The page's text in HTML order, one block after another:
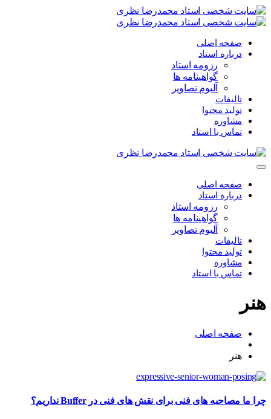
صفحه اصلی
درباره استاد
رزومه استاد
گواهینامه ها
آلبوم تصاویر
تالیفات
تولید محتوا
مشاوره
تماس با استاد
صفحه اصلی
درباره استاد
رزومه استاد
گواهینامه ها
آلبوم تصاویر
تالیفات
تولید محتوا
مشاوره
تماس با استاد
هنر
صفحه اصلی
هنر
چرا ما مصاحبه های فنی برای نقش های فنی در Buffer نداریم؟